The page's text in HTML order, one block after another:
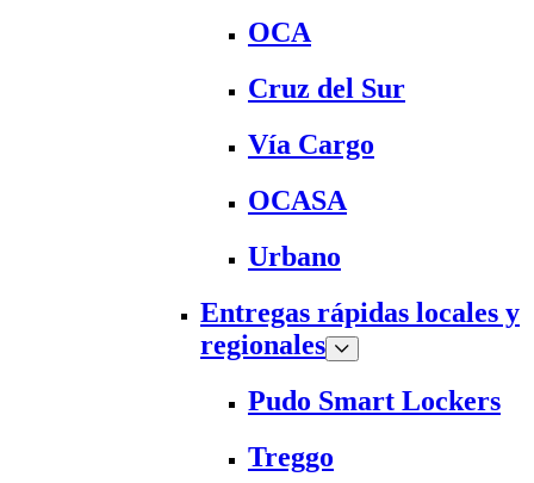
OCA
Cruz del Sur
Vía Cargo
OCASA
Urbano
Entregas rápidas locales y
regionales
Pudo Smart Lockers
Treggo